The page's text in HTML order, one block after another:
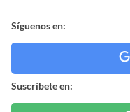
Síguenos en:
Suscríbete en: